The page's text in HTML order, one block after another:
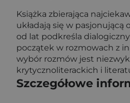
Książka zbierająca
układają się w
od lat podkreśla
początek w rozmowach z
wybór rozmów jest
krytycznoliterackich i
Szczegółowe